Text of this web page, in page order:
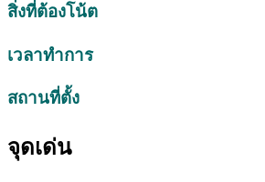
สิ่งที่ต้องโน้ต
เวลาทำการ
สถานที่ตั้ง
จุดเด่น